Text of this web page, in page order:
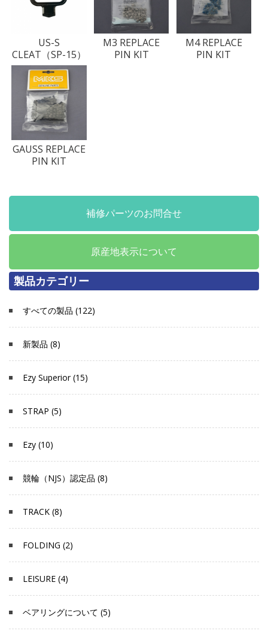
US-S
CLEAT（SP-15）
M3 REPLACE
PIN KIT
M4 REPLACE
PIN KIT
GAUSS REPLACE
PIN KIT
補修パーツのお問合せ
原産地表示について
製品カテゴリー
すべての製品 (122)
新製品 (8)
Ezy Superior (15)
STRAP (5)
Ezy (10)
競輪（NJS）認定品 (8)
TRACK (8)
FOLDING (2)
LEISURE (4)
ベアリングについて (5)